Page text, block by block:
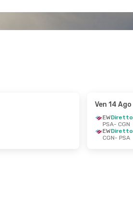
Ven 14 Ago
EWDiretto
PSA- CGN
EWDiretto
CGN- PSA